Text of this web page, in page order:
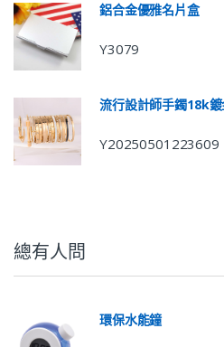
鋁合金優雅名片盒
Y3079
流行設計師手鐲18k
Y20250501223609
總有人問
環保水能鐘